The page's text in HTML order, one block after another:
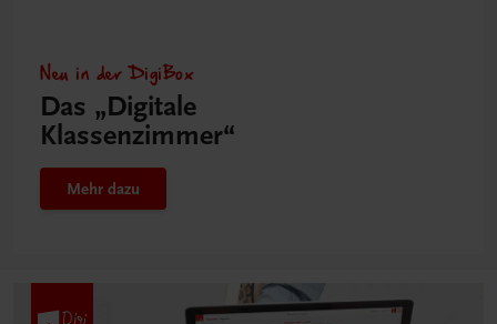
Neu in der DigiBox
Das „Digitale
Klassenzimmer“
Mehr dazu